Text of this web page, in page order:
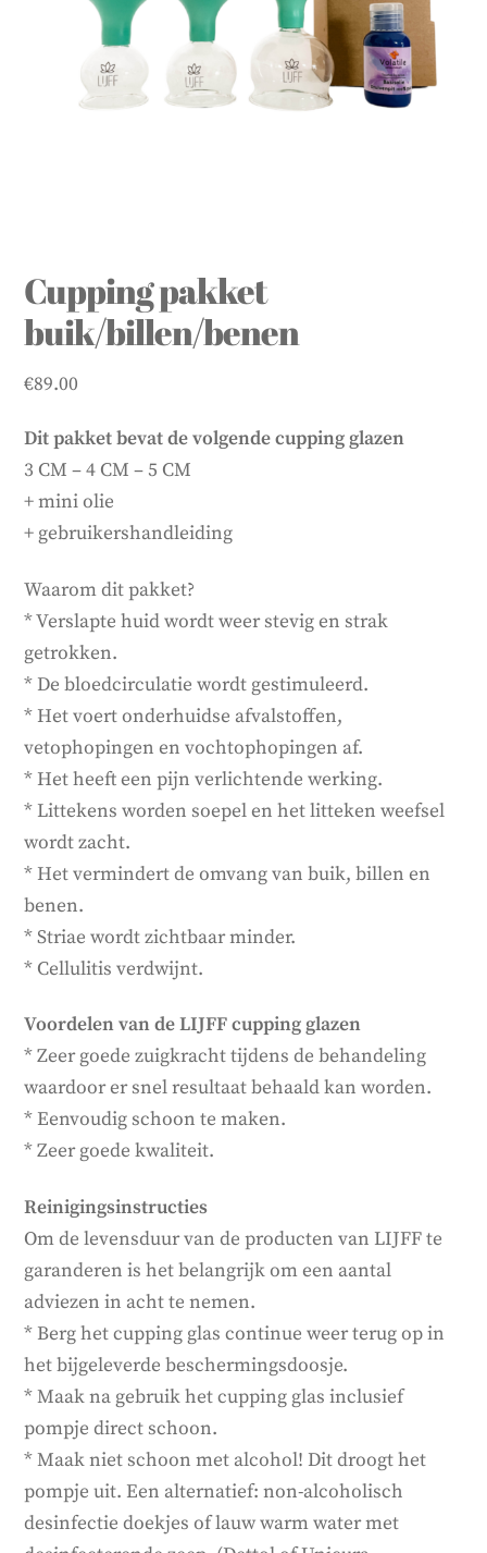
Cupping pakket
buik/billen/benen
€89.00
Dit pakket bevat de volgende cupping glazen
3 CM – 4 CM – 5 CM
+ mini olie
+ gebruikershandleiding
Waarom dit pakket?
* Verslapte huid wordt weer stevig en strak
getrokken.
* De bloedcirculatie wordt gestimuleerd.
* Het voert onderhuidse afvalstoffen,
vetophopingen en vochtophopingen af.
* Het heeft een pijn verlichtende werking.
* Littekens worden soepel en het litteken weefsel
wordt zacht.
* Het vermindert de omvang van buik, billen en
benen.
* Striae wordt zichtbaar minder.
* Cellulitis verdwijnt.
Voordelen van de LIJFF cupping glazen
* Zeer goede zuigkracht tijdens de behandeling
waardoor er snel resultaat behaald kan worden.
* Eenvoudig schoon te maken.
* Zeer goede kwaliteit.
Reinigingsinstructies
Om de levensduur van de producten van LIJFF te
garanderen is het belangrijk om een aantal
adviezen in acht te nemen.
* Berg het cupping glas continue weer terug op in
het bijgeleverde beschermingsdoosje.
* Maak na gebruik het cupping glas inclusief
pompje direct schoon.
* Maak niet schoon met alcohol! Dit droogt het
pompje uit. Een alternatief: non-alcoholisch
desinfectie doekjes of lauw warm water met